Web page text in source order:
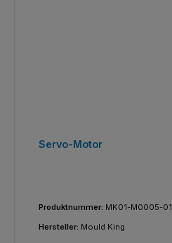
Servo-Motor
Produktnummer: MK01-M0005-01
Hersteller: Mould King